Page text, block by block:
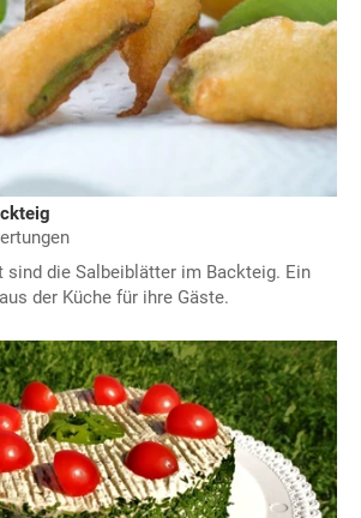
sind die Salbeiblätter im Backteig. Ein
der Küche für ihre Gäste.